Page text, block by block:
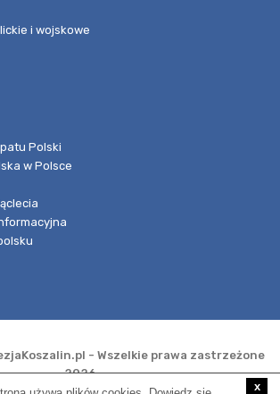
i wojskowe
Polski
w Polsce
- Wszelkie prawa zastrzeżone
2026
x